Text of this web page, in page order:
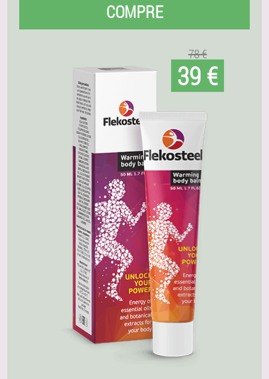
COMPRE
78 €
39 €